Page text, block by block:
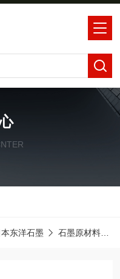
本东洋石墨 石墨原材料